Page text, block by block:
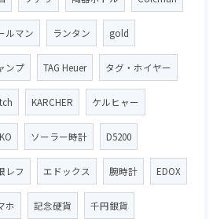
ルマン ランタン gold
ンプ TAG Heuer タグ・ホイヤー
KARCHER ケルヒャー
ソーラー時計 D5200
レフ エドックス 腕時計 EDOX
ホ 記念硬貨 千円銀貨